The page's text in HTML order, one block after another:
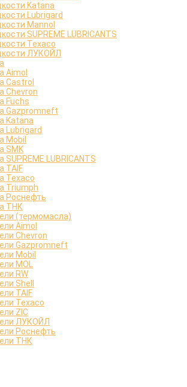
Katana
Lubrigard
Mannol
SUPREME LUBRICANTS
Texaco
ЛУКОЙЛ
Aimol
Castrol
Chevron
Fuchs
Gazpromneft
Katana
Lubrigard
Mobil
SMK
LUBRICANTS
TAIF
Texaco
Triumph
Роснефть
ТНК
(термомасла)
Aimol
Chevron
Gazpromneft
Mobil
MOL
RW
Shell
TAIF
Texaco
ZIC
ЛУКОЙЛ
Роснефть
ТНК